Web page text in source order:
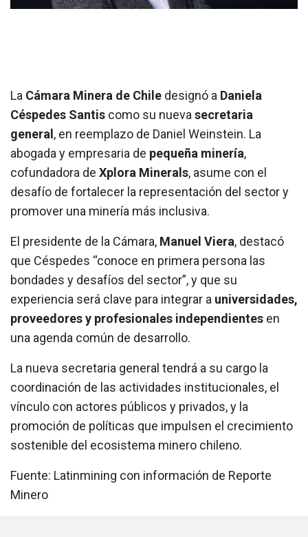
La Cámara Minera de Chile designó a Daniela
Céspedes Santis como su nueva secretaria
general, en reemplazo de Daniel Weinstein. La
abogada y empresaria de pequeña minería,
cofundadora de Xplora Minerals, asume con el
desafío de fortalecer la representación del sector y
promover una minería más inclusiva.
El presidente de la Cámara, Manuel Viera, destacó
que Céspedes “conoce en primera persona las
bondades y desafíos del sector”, y que su
experiencia será clave para integrar a universidades,
proveedores y profesionales independientes en
una agenda común de desarrollo.
La nueva secretaria general tendrá a su cargo la
coordinación de las actividades institucionales, el
vínculo con actores públicos y privados, y la
promoción de políticas que impulsen el crecimiento
sostenible del ecosistema minero chileno.
Fuente: Latinmining con información de Reporte
Minero